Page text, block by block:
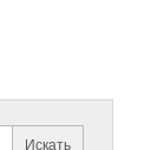
Искать